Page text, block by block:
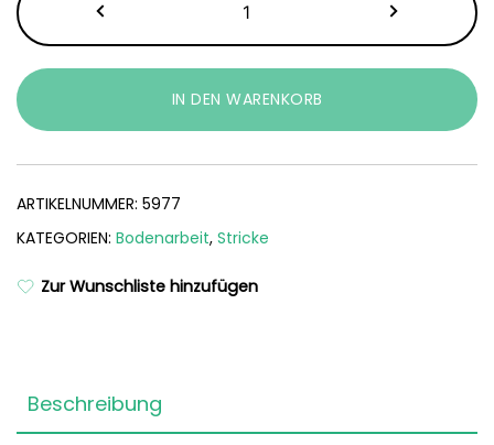
CHF 8.00
Color
schwarz
und
3m
Menge
IN DEN WARENKORB
ARTIKELNUMMER: 5977
KATEGORIEN: Bodenarbeit, Stricke
Zur Wunschliste hinzufügen
Beschreibung